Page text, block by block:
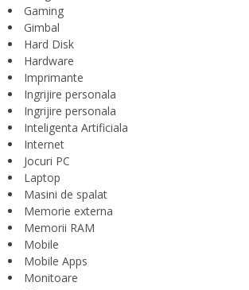
Gaming
Gimbal
Hard Disk
Hardware
Imprimante
Ingrijire personala
Ingrijire personala
Inteligenta Artificiala
Internet
Jocuri PC
Laptop
Masini de spalat
Memorie externa
Memorii RAM
Mobile
Mobile Apps
Monitoare